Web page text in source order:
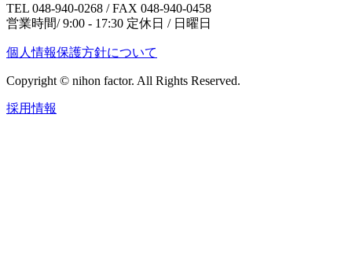
TEL 048-940-0268 / FAX 048-940-0458
営業時間/ 9:00 - 17:30 定休日 / 日曜日
個人情報保護方針について
Copyright © nihon factor. All Rights Reserved.
採用情報